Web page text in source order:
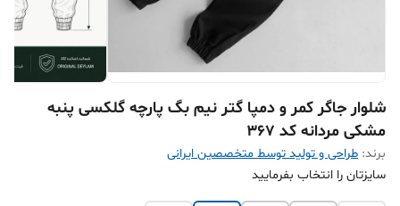
شلوار جاگر کمر و دمپا گتر نیم بگ پارچه گلکسی پنبه
مشکی مردانه کد ۳۶۷
برند: طراحی و تولید توسط متخصصین ایرانی
سایزتان را انتخاب بفرمایید